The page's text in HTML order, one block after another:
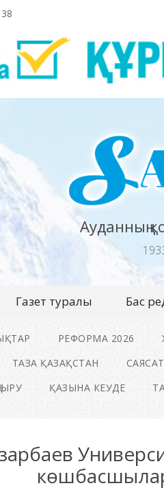
40
Ауданның
Газет туралы Бас
РЕФОРМА 2026
ТАЗА ҚАЗАҚСТАН САЯСАТ
ҚАЗЫНА КЕУДЕ